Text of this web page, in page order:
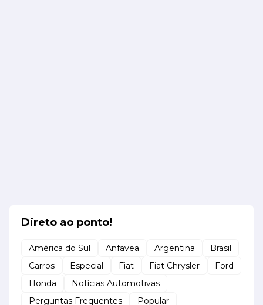
Direto ao ponto!
América do Sul Anfavea Argentina
Brasil
Carros
Especial Fiat Fiat Chrysler
Ford
Honda
Notícias Automotivas
Perguntas Frequentes
Popular